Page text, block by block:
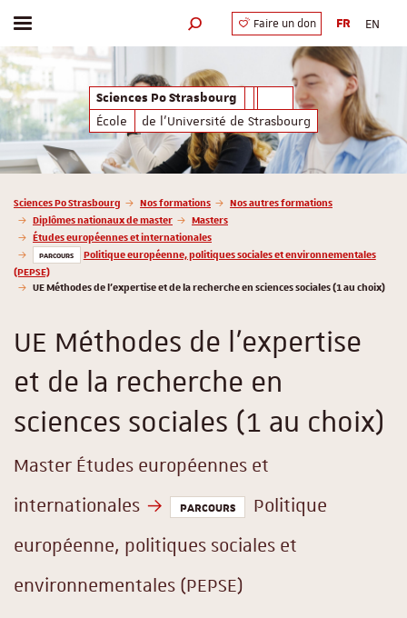
Sciences Po Strasbourg
École
de l'Université de Strasbourg
Afficher / masquer le menu Moteur de recherche
Faire un don FR EN
Vous êtes ici :
Sciences Po Strasbourg Nos formations
Nos autres formations
Diplômes nationaux de master
Masters
Études européennes et internationales
PARCOURS
Politique européenne, politiques sociales et environnementales
(PEPSE)
UE Méthodes de l’expertise et de la recherche en sciences sociales (1 au choix)
UE Méthodes de l’expertise
et de la recherche en
sciences sociales (1 au choix)
Master Études européennes et
internationales
PARCOURS
Politique
européenne, politiques sociales et
environnementales (PEPSE)